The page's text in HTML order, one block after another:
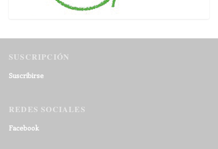
SUSCRIPCIÓN
Suscribirse
REDES SOCIALES
Facebook